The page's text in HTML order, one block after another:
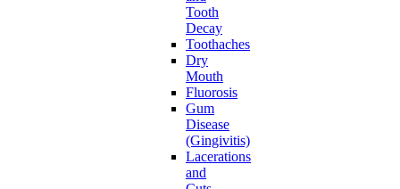
Tooth
Decay
Toothaches
Dry
Mouth
Fluorosis
Gum
Disease
(Gingivitis)
Lacerations
and